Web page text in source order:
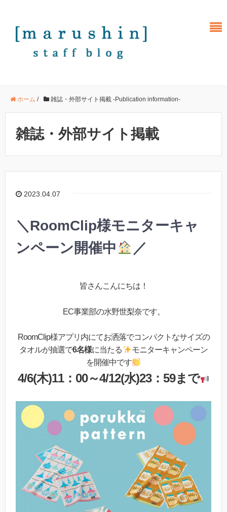
ホーム / 雑誌・外部サイト掲載 -Publication information-
雑誌・外部サイト掲載
2023.04.07
＼RoomClip様モニターキャ
ンペーン開催中
／
皆さんこんにちは！
EC事業部の水野世梨奈です。
RoomClip様アプリ内にてお洒落でコンパクトなサイズの
タオルが抽選で6名様に当たる
モニターキャンペーン
を開催中です
4/6(木)11：00～4/12(水)23：59まで